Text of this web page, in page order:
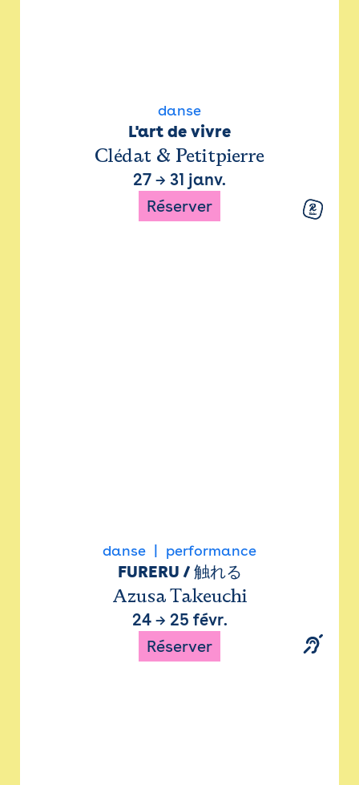
danse
L'art de vivre
Clédat & Petitpierre
27 → 31 janv.
Réserver
danse performance
FURERU / 触れる
Azusa Takeuchi
24→ 25 févr.
Réserver